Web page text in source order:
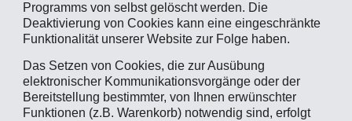
Programms von selbst gelöscht werden. Die
Deaktivierung von Cookies kann eine eingeschränkte
Funktionalität unserer Website zur Folge haben.
Das Setzen von Cookies, die zur Ausübung
elektronischer Kommunikationsvorgänge oder der
Bereitstellung bestimmter, von Ihnen erwünschter
Funktionen (z.B. Warenkorb) notwendig sind, erfolgt